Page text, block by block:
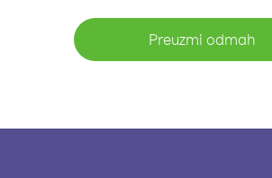
Preuzmi odmah